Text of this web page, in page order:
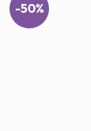
-50%